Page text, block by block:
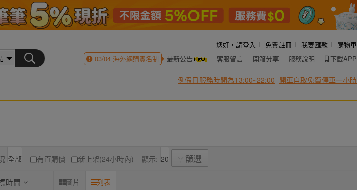
您好， 請登入 免費註冊 我要匯款
購物車
03/04海外網購實名制 最新公告 客服留言 開箱分享 服務說明 下載APP
例假日服務時間為13:00~22:00 開車自取免費停車一小時
有直購價 新上架(24小時內) 顯示: 篩選
時間 圖片 列表